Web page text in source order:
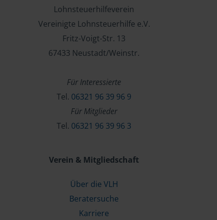
Lohnsteuerhilfeverein
Vereinigte Lohnsteuerhilfe e.V.
Fritz-Voigt-Str. 13
67433 Neustadt/Weinstr.
Für Interessierte
Tel. 06321 96 39 96 9
Für Mitglieder
Tel. 06321 96 39 96 3
Verein & Mitgliedschaft
Über die VLH
Beratersuche
Karriere